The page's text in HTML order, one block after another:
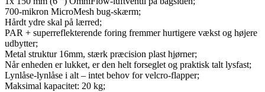
700-mikron MicroMesh bug-skærm;
Hårdt ydre skal på lærred;
PAR + superreflekterende foring fremmer hurtigere vækst og højere
udbytter;
Metal struktur 16mm, stærk præcision plast hjørner;
Når enheden er lukket, er den helt forseglet og praktisk talt lysfast;
Lynlåse-lynlåse i alt – intet behov for velcro-flapper;
Maksimal kapacitet: 20 kg;